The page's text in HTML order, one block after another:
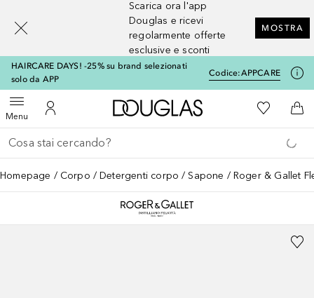
Scarica ora l'app
Douglas e ricevi
regolarmente offerte
esclusive e sconti
MOSTRA
HAIRCARE DAYS! -25% su brand selezionati
solo da APP
Codice:APPCARE
MenuApri menuAl Mio Account
A Douglas HomeAlla Mia
Al
Torna indietro
Esegui ricerca
Homepage Corpo Detergenti corpo Sapone Roger & Gallet
[navigation.slideout.screenreader]